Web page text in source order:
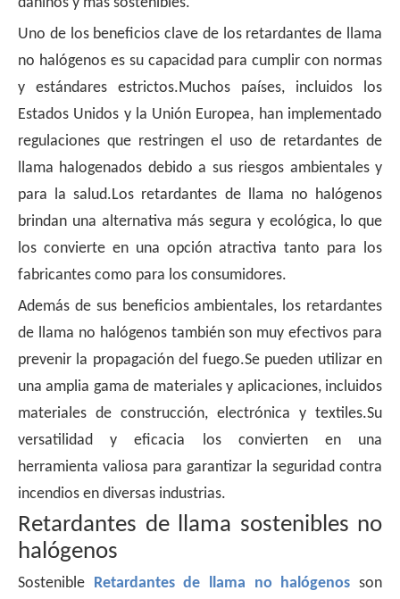
Uno de los beneficios clave de los retardantes de llama
no halógenos es su capacidad para cumplir con normas
y estándares estrictos.Muchos países, incluidos los
Estados Unidos y la Unión Europea, han implementado
regulaciones que restringen el uso de retardantes de
llama halogenados debido a sus riesgos ambientales y
para la salud.Los retardantes de llama no halógenos
brindan una alternativa más segura y ecológica, lo que
los convierte en una opción atractiva tanto para los
fabricantes como para los consumidores.
Además de sus beneficios ambientales, los retardantes
de llama no halógenos también son muy efectivos para
prevenir la propagación del fuego.Se pueden utilizar en
una amplia gama de materiales y aplicaciones, incluidos
materiales de construcción, electrónica y textiles.Su
versatilidad y eficacia los convierten en una
herramienta valiosa para garantizar la seguridad contra
incendios en diversas industrias.
Retardantes de llama sostenibles no
halógenos
Sostenible Retardantes de llama no halógenos son